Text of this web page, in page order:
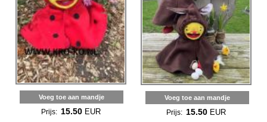
Voeg toe aan mandje
Prijs: 15.50 EUR
Voeg toe aan mandje
Prijs: 15.50 EUR